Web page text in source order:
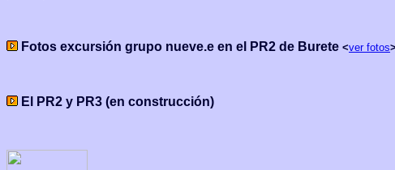
Fotos excursión grupo nueve.e en el PR2 de Burete <ver fotos>
El PR2 y PR3 (en construcción)